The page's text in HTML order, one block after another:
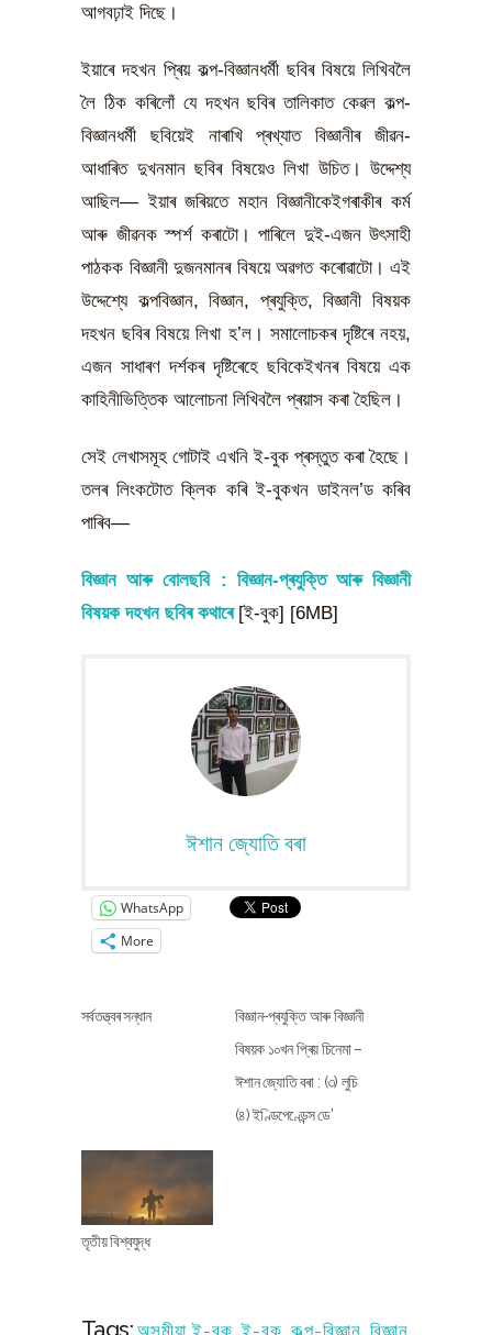
আগবঢ়াই দিছে।
ইয়াৰে দহখন প্ৰিয় কল্প-বিজ্ঞানধৰ্মী ছবিৰ বিষয়ে লিখিবলৈ
লৈ ঠিক কৰিলোঁ যে দহখন ছবিৰ তালিকাত কেৱল কল্প-
বিজ্ঞানধৰ্মী ছবিয়েই নাৰাখি প্ৰখ্যাত বিজ্ঞানীৰ জীৱন-
আধাৰিত দুখনমান ছবিৰ বিষয়েও লিখা উচিত। উদ্দেশ্য
আছিল— ইয়াৰ জৰিয়তে মহান বিজ্ঞানীকেইগৰাকীৰ কৰ্ম
আৰু জীৱনক স্পৰ্শ কৰাটো। পাৰিলে দুই-এজন উৎসাহী
পাঠকক বিজ্ঞানী দুজনমানৰ বিষয়ে অৱগত কৰোৱাটো। এই
উদ্দেশ্যে কল্পবিজ্ঞান, বিজ্ঞান, প্ৰযুক্তি, বিজ্ঞানী বিষয়ক
দহখন ছবিৰ বিষয়ে লিখা হ’ল। সমালোচকৰ দৃষ্টিৰে নহয়,
এজন সাধাৰণ দৰ্শকৰ দৃষ্টিৰেহে ছবিকেইখনৰ বিষয়ে এক
কাহিনীভিত্তিক আলোচনা লিখিবলৈ প্ৰয়াস কৰা হৈছিল।
সেই লেখাসমূহ গোটাই এখনি ই-বুক প্ৰস্তুত কৰা হৈছে।
তলৰ লিংকটোত ক্লিক কৰি ই-বুকখন ডাইনল’ড কৰিব
পাৰিব—
বিজ্ঞান আৰু বোলছবি: বিজ্ঞান-প্ৰযুক্তি আৰু বিজ্ঞানী
বিষয়ক দহখন ছবিৰ কথাৰে [ই-বুক] [6MB]
ঈশান জ্যোতি বৰা
WhatsApp
More
সৰ্বতত্ত্বৰ সন্ধান
বিজ্ঞান-প্ৰযুক্তি আৰু বিজ্ঞানী
বিষয়ক ১০খন প্ৰিয় চিনেমা –
ঈশান জ্যোতি বৰা : (৩) লুচি
(৪) ইণ্ডিপেণ্ডেন্স ডে’
তৃতীয় বিশ্বযুদ্ধ